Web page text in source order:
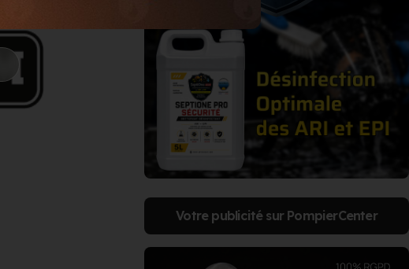
Votre publicité sur PompierCenter